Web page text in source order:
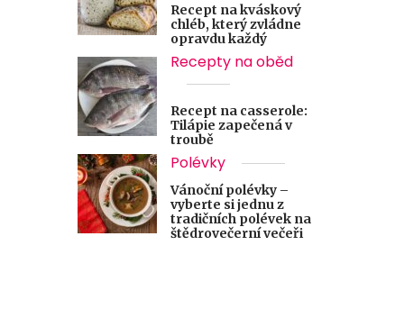
Recept na kváskový
chléb, který zvládne
opravdu každý
Recepty na oběd
Recept na casserole:
Tilápie zapečená v
troubě
Polévky
Vánoční polévky –
vyberte si jednu z
tradičních polévek na
štědrovečerní večeři